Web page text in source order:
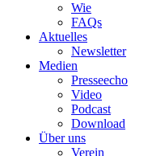
Wie
FAQs
Aktuelles
Newsletter
Medien
Presseecho
Video
Podcast
Download
Über uns
Verein